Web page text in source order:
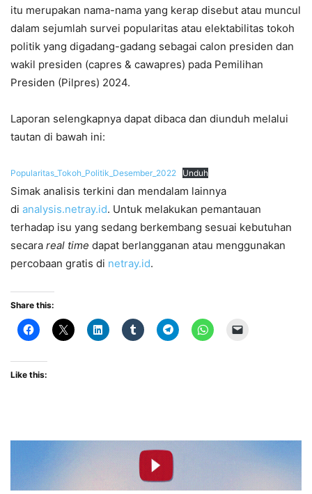
itu merupakan nama-nama yang kerap disebut atau muncul
dalam sejumlah survei popularitas atau elektabilitas tokoh
politik yang digadang-gadang sebagai calon presiden dan
wakil presiden (capres & cawapres) pada Pemilihan
Presiden (Pilpres) 2024.
Laporan selengkapnya dapat dibaca dan diunduh melalui
tautan di bawah ini:
Popularitas_Tokoh_Politik_Desember_2022 Unduh
Simak analisis terkini dan mendalam lainnya
di analysis.netray.id. Untuk melakukan pemantauan
terhadap isu yang sedang berkembang sesuai kebutuhan
secara real time dapat berlangganan atau menggunakan
percobaan gratis di netray.id.
Share this:
Like this: